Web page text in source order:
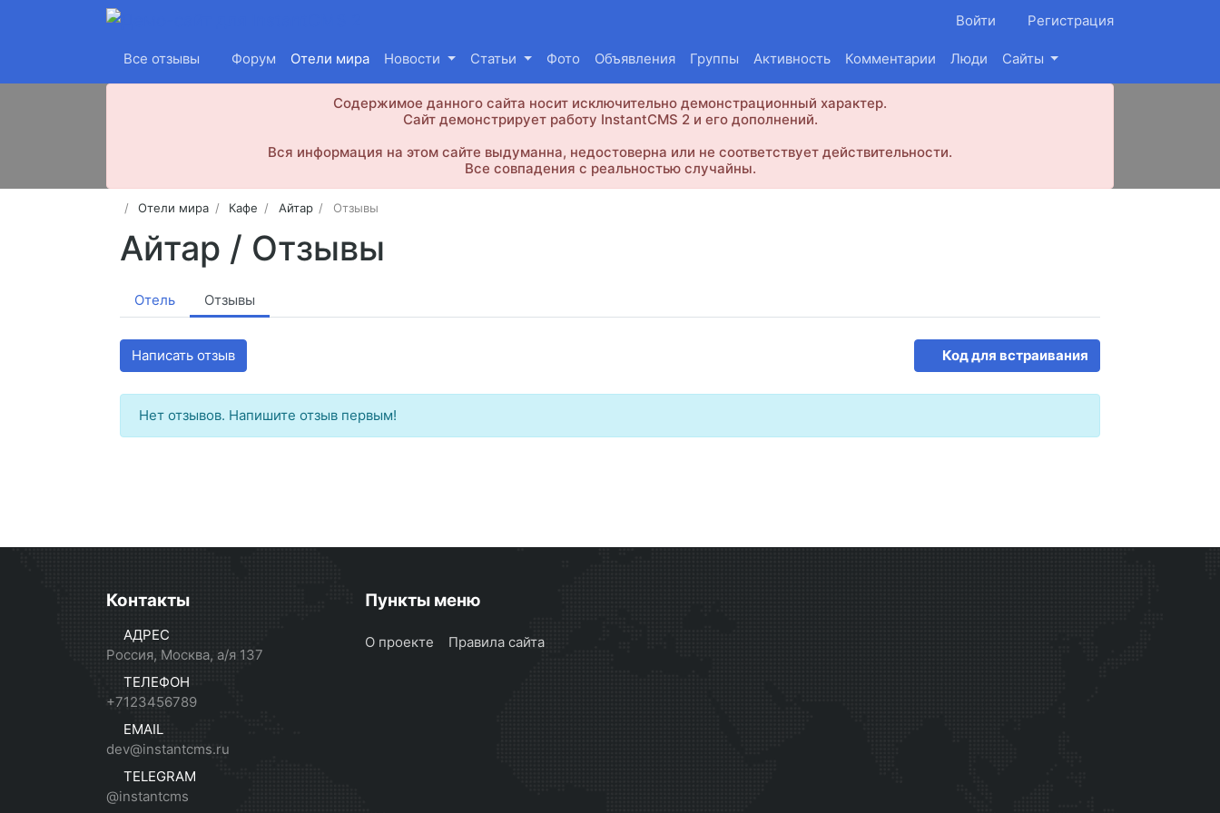
Войти Регистрация
Все отзывы Форум Отели мира Новости Статьи Фото Объявления Группы Активность Комментарии Люди Сайты
Содержимое данного сайта носит исключительно демонстрационный характер.
Сайт демонстрирует работу InstantCMS 2 и его дополнений.
Вся информация на этом сайте выдуманна, недостоверна или не соответствует действительности.
Все совпадения с реальностью случайны.
Отели мира Кафе Айтар Отзывы
Айтар / Отзывы
Отель Отзывы
Написать отзыв Код для встраивания
Нет отзывов. Напишите отзыв первым!
Контакты
АДРЕС
Россия, Москва, а/я 137
ТЕЛЕФОН
+7123456789
EMAIL
dev@instantcms.ru
TELEGRAM
@instantcms
Пункты меню
О проекте Правила сайта